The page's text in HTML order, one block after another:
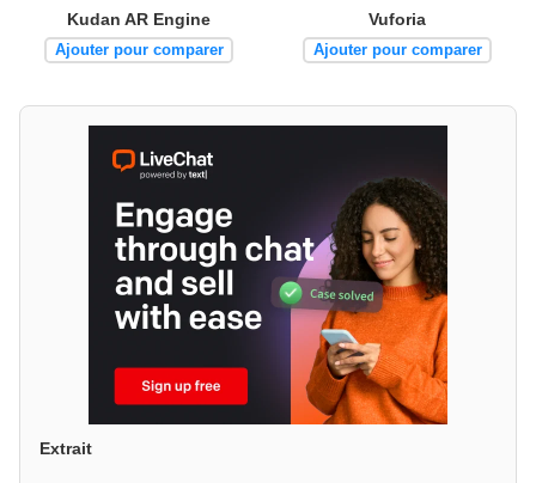
Kudan AR Engine
Ajouter pour comparer
Vuforia
Ajouter pour comparer
Extrait